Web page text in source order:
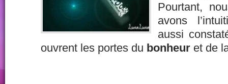
Pourtant,
avons
aussi
ouvrent les portes du bonheur et de